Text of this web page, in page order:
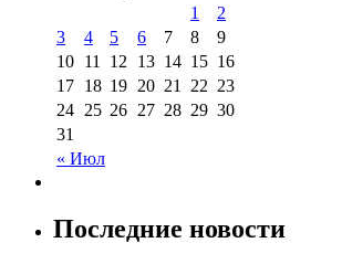
« Июл
1
2
3
4 5 6 7 8
9
10 11 12 13 14 15 16
17 18 19 20 21 22 23
24 25 26 27 28 29 30
31
Последние новости